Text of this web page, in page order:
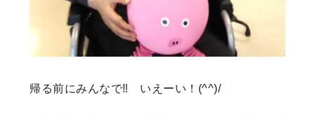
帰る前にみんなで‼ いえーい！(^^)/